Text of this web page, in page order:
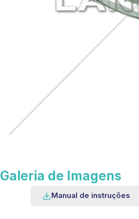
Galeria de Imagens
Manual de instruções